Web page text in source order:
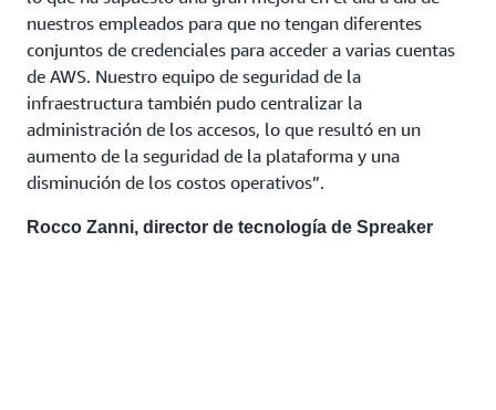
nuestros empleados para que no tengan diferentes
conjuntos de credenciales para acceder a varias cuentas
de AWS. Nuestro equipo de seguridad de la
infraestructura también pudo centralizar la
administración de los accesos, lo que resultó en un
aumento de la seguridad de la plataforma y una
disminución de los costos operativos”.
Rocco Zanni, director de tecnología de Spreaker